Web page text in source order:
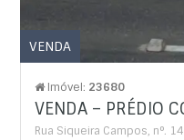
VENDA
Imóvel: 23680
VENDA – PRÉDIO
Rua Siqueira Campos, n°.